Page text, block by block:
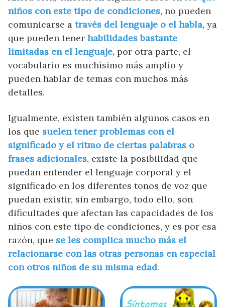
niños con este tipo de condiciones, no pueden
comunicarse a través del lenguaje o el habla, ya
que pueden tener habilidades bastante
limitadas en el lenguaje, por otra parte, el
vocabulario es muchísimo más amplio y
pueden hablar de temas con muchos más
detalles.
Igualmente, existen también algunos casos en
los que suelen tener problemas con el
significado y el ritmo de ciertas palabras o
frases adicionales, existe la posibilidad que
puedan entender el lenguaje corporal y el
significado en los diferentes tonos de voz que
puedan existir, sin embargo, todo ello, son
dificultades que afectan las capacidades de los
niños con este tipo de condiciones, y es por esa
razón, que se les complica mucho más el
relacionarse con las otras personas en especial
con otros niños de su misma edad.